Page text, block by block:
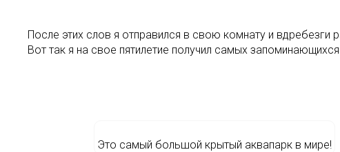
После этих слов я отправился в свою комнату и вдребезги
Вот так я на свое пятилетие получил самых
Это самый большой крытый аквапарк в мире!